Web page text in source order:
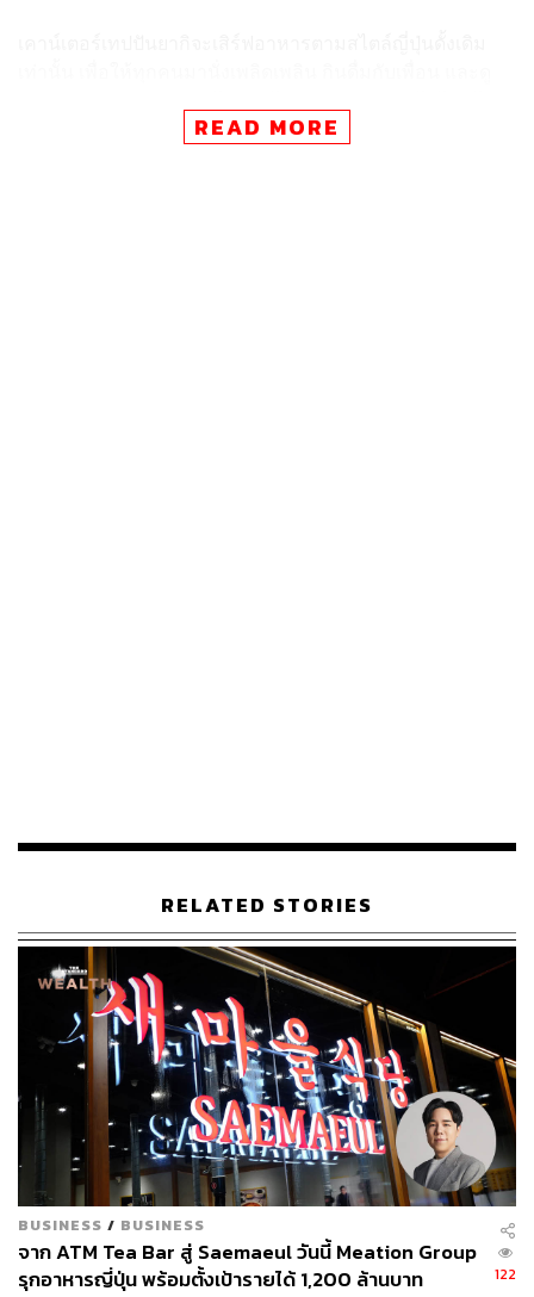
โดยเทปปันยากิจะให้บริการเฉพาะมื้อเย็น มีให้เลือก 4 เซ็ต
อาหาร งานศิลปะ และการวิ่งมาราธอน
READ MORE
RELATED STORIES
BUSINESS / BUSINESS
จาก ATM Tea Bar สู่ Saemaeul วันนี้ Meation Group
รุกอาหารญี่ปุ่น พร้อมตั้งเป้ารายได้ 1,200 ล้านบาท
122